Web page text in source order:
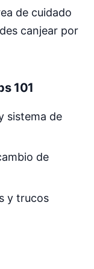
de cuidado
canjear por
101
sistema de
de
y trucos